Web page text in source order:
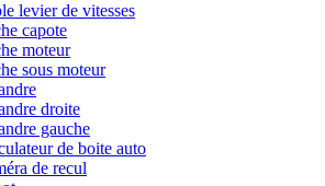
levier de vitesses
capote
moteur
sous moteur
droite
gauche
de boite auto
de recul